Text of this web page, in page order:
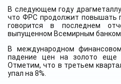
В следующем году
что ФРС продолжит повышать
говорится в последнем
выпущенном Всемирным банком.
В международном
падение цен на золото
Отметим, что в третьем
упал на 8%.